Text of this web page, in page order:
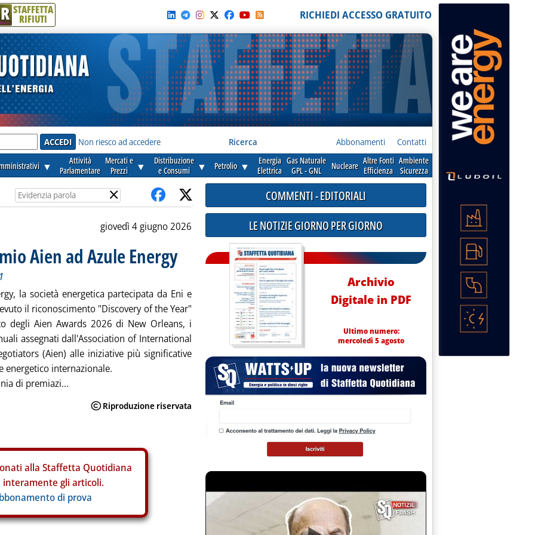
R STAFFETTA
RIFIUTI RICHIEDI ACCESSO GRATUITO
Non riesco ad accedere Ricerca Abbonamenti Contatti
▼
Attività
Parlamentare
Mercati e
Prezzi
▼
Distribuzione
e Consumi
▼ Petrolio ▼
Energia
Elettrica
Gas Naturale
GPL - GNL
Nucleare Altre Fonti
Efficienza
Ambiente
Sicurezza
×
giovedì 4 giugno 2026
Aien ad Azule Energy
la società energetica partecipata da Eni e
il riconoscimento "Discovery of the Year"
degli Aien Awards 2026 di New Orleans, i
assegnati dall'Association of International
(Aien) alle iniziative più significative
energetico internazionale.
di premiazi...
alla Staffetta Quotidiana
interamente gli articoli.
di prova
COMMENTI - EDITORIALI
LE NOTIZIE GIORNO PER GIORNO
Archivio
Digitale in PDF
Ultimo numero:
mercoledì 5 agosto